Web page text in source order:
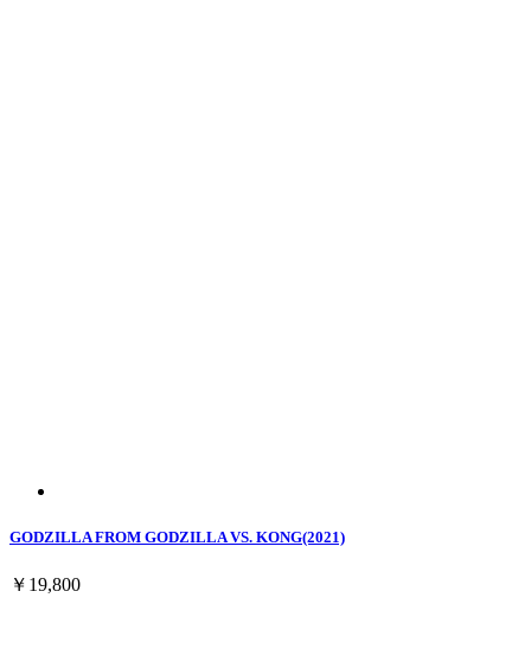
GODZILLA FROM GODZILLA VS. KONG(2021)
￥19,800